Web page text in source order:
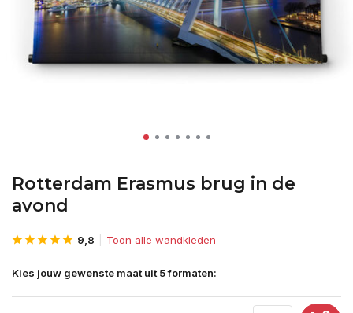
Rotterdam Erasmus brug in de
avond
9,8 Toon alle wandkleden
Kies jouw gewenste maat uit 5 formaten: